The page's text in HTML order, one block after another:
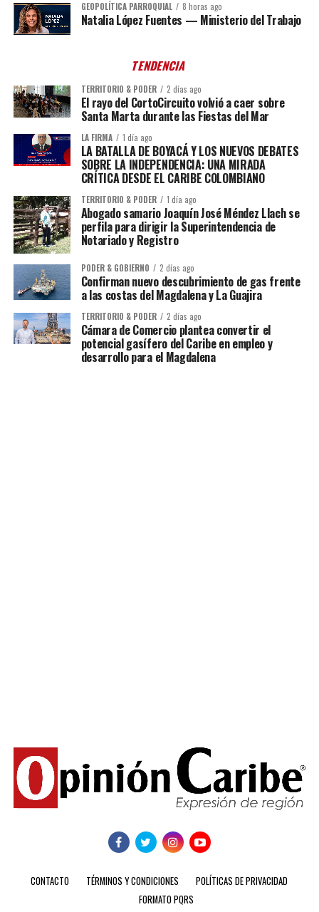
GEOPOLÍTICA PARROQUIAL 8 horas ago
Natalia López Fuentes — Ministerio del Trabajo
TENDENCIA
TERRITORIO & PODER 2 días ago
El rayo del CortoCircuito volvió a caer sobre
Santa Marta durante las Fiestas del Mar
LA FIRMA 1 día ago
LA BATALLA DE BOYACÁ Y LOS NUEVOS DEBATES
SOBRE LA INDEPENDENCIA: UNA MIRADA
CRÍTICA DESDE EL CARIBE COLOMBIANO
TERRITORIO & PODER 1 día ago
Abogado samario Joaquín José Méndez Llach se
perfila para dirigir la Superintendencia de
Notariado y Registro
PODER & GOBIERNO 2 días ago
Confirman nuevo descubrimiento de gas frente
a las costas del Magdalena y La Guajira
TERRITORIO & PODER 2 días ago
Cámara de Comercio plantea convertir el
potencial gasífero del Caribe en empleo y
desarrollo para el Magdalena
CONTACTO TÉRMINOS Y CONDICIONES
POLÍTICAS DE PRIVACIDAD
FORMATO PQRS